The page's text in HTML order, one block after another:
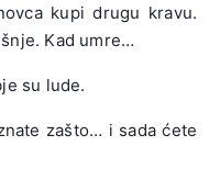
kupi drugu kravu.
Kad umre…
su lude.
zašto… i sada ćete